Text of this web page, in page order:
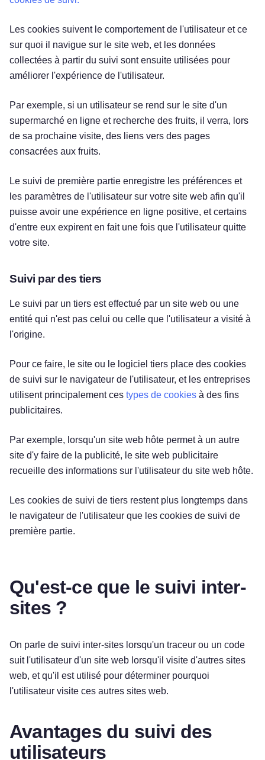
Les cookies suivent le comportement de l'utilisateur et ce
sur quoi il navigue sur le site web, et les données
collectées à partir du suivi sont ensuite utilisées pour
améliorer l'expérience de l'utilisateur.
Par exemple, si un utilisateur se rend sur le site d'un
supermarché en ligne et recherche des fruits, il verra, lors
de sa prochaine visite, des liens vers des pages
consacrées aux fruits.
Le suivi de première partie enregistre les préférences et
les paramètres de l'utilisateur sur votre site web afin qu'il
puisse avoir une expérience en ligne positive, et certains
d'entre eux expirent en fait une fois que l'utilisateur quitte
votre site.
Suivi par des tiers
Le suivi par un tiers est effectué par un site web ou une
entité qui n'est pas celui ou celle que l'utilisateur a visité à
l'origine.
Pour ce faire, le site ou le logiciel tiers place des cookies
de suivi sur le navigateur de l'utilisateur, et les entreprises
utilisent principalement ces types de cookies à des fins
publicitaires.
Par exemple, lorsqu'un site web hôte permet à un autre
site d'y faire de la publicité, le site web publicitaire
recueille des informations sur l'utilisateur du site web hôte.
Les cookies de suivi de tiers restent plus longtemps dans
le navigateur de l'utilisateur que les cookies de suivi de
première partie.
Qu'est-ce que le suivi inter-
sites ?
On parle de suivi inter-sites lorsqu'un traceur ou un code
suit l'utilisateur d'un site web lorsqu'il visite d'autres sites
web, et qu'il est utilisé pour déterminer pourquoi
l'utilisateur visite ces autres sites web.
Avantages du suivi des
utilisateurs